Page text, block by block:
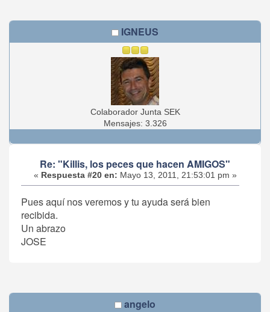
IGNEUS
Colaborador Junta SEK
Mensajes: 3.326
Re: "Killis, los peces que hacen AMIGOS"
« Respuesta #20 en: Mayo 13, 2011, 21:53:01 pm »
Pues aquí nos veremos y tu ayuda será bien
recibida.
Un abrazo
JOSE
angelo